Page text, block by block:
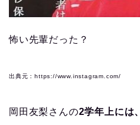
怖い先輩だった？
出典元：https://www.instagram.com/
岡田友梨さんの2学年上には、